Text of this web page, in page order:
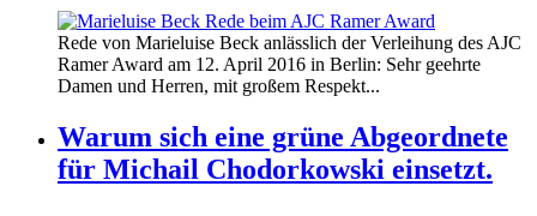
Rede von Marieluise Beck anlässlich der Verleihung des AJC
Ramer Award am 12. April 2016 in Berlin: Sehr geehrte
Damen und Herren, mit großem Respekt...
Warum sich eine grüne Abgeordnete
für Michail Chodorkowski einsetzt.